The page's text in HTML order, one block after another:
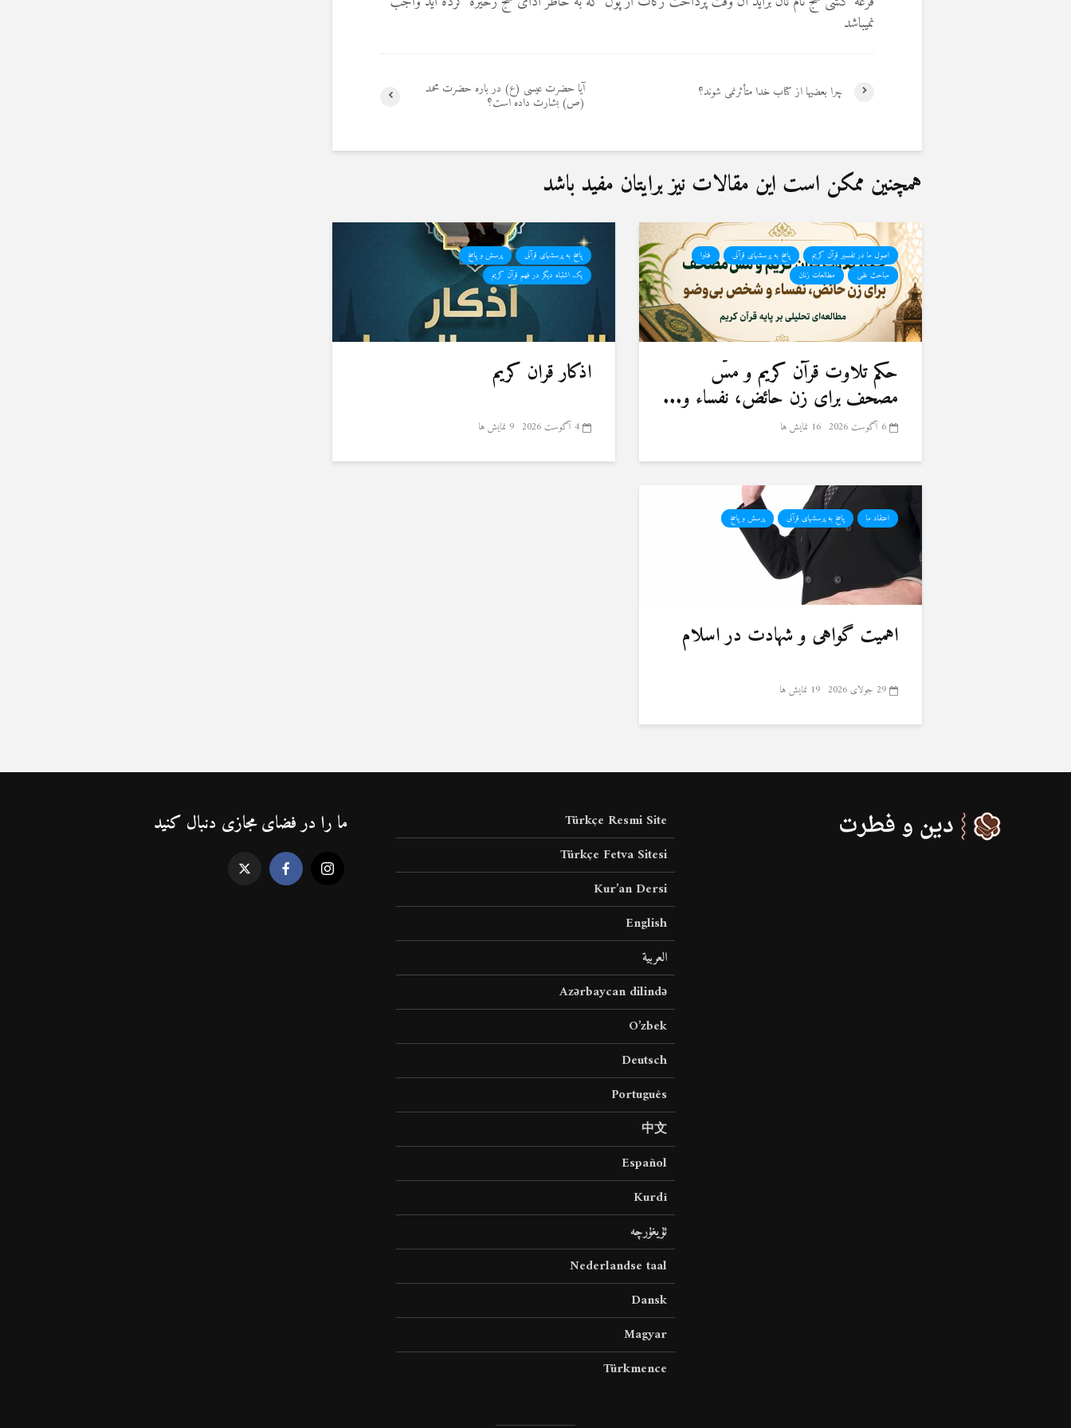
نمیباشد
آیا حضرت عیسی (ع) در باره حضرت محمد
(ص) بشارت داده است؟
چرا بعضیها از کتاب خدا متأثرنمی شوند؟
همچنین ممکن است این مقالات نیز برایتان مفید باشد
اصول ما در تفسیر قرآن کریم پاسخ به پرسشهای قرآنی
فتاوا
مباحث علمی
مطالعات زنان
حكم تلاوت قرآن كريم و مسّ
مصحف برای زن حائض، نفساء و...
6 آگوست 2026 16 نمایش ها
پاسخ به پرسشهای قرآنی
پرسش و پاسخ
یک اشتباه دیگر در فهم قرآن کریم
اذکار قران کریم
4 آگوست 2026 9 نمایش ها
اعتقاد ما پاسخ به پرسشهای قرآنی پرسش و پاسخ
اهمیت گواهی و شهادت در اسلام
29 جولای 2026 19 نمایش ها
Türkçe Resmi Site
Türkçe Fetva Sitesi
Kur’an Dersi
English
العربية
Azərbaycan dilində
O’zbek
Deutsch
Português
中文
Español
Kurdî
ئۇيغۇرچە
Nederlandse taal
Dansk
Magyar
Türkmence
ما را در فضای مجازی دنبال کنید